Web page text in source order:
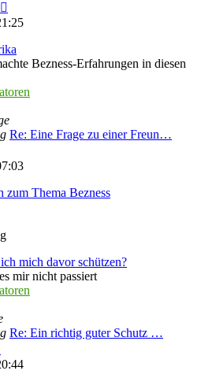
Beitrag
Bezness-Erfahrungen in diesen
Re: Eine Frage zu einer Freun…
zum Thema Bezness
mich davor schützen?
mir nicht passiert
Re: Ein richtig guter Schutz …
Beitrag